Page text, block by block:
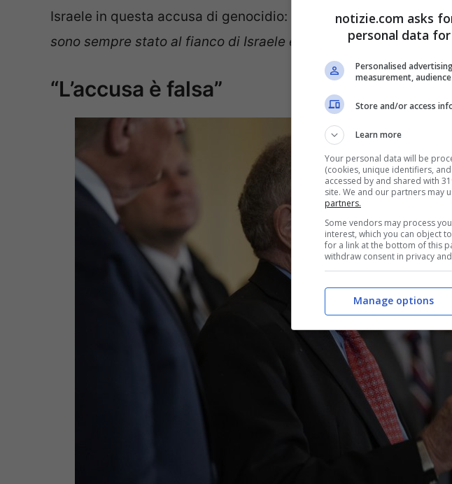
Israele in questa accusa di genocidio: “
Non posso entrare nel
sono sempre stato al fianco di Israele e continuerò ad esserlo
“L’accusa è falsa”
notizie.com asks
personal data
Personalised
measurement,
Store and/or access
Learn more
Your personal data will be
(cookies, unique identifiers,
accessed by and shared with
site. We and our partners may
partners.
Some vendors may process
interest, which you can object
for a link at the bottom of this
withdraw consent in privacy
Manage options